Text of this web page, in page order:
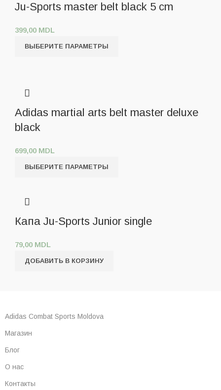
Ju-Sports master belt black 5 cm
399,00 MDL
ВЫБЕРИТЕ ПАРАМЕТРЫ
Adidas martial arts belt master deluxe
black
699,00 MDL
ВЫБЕРИТЕ ПАРАМЕТРЫ
Капа Ju-Sports Junior single
79,00 MDL
ДОБАВИТЬ В КОРЗИНУ
Adidas Combat Sports Moldova
Магазин
Блог
О нас
Контакты